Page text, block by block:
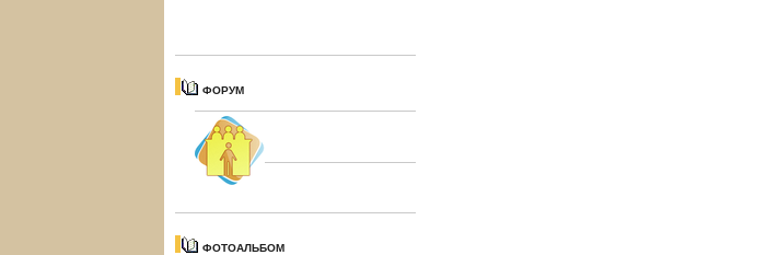
ФОРУМ
ФОТОАЛЬБОМ